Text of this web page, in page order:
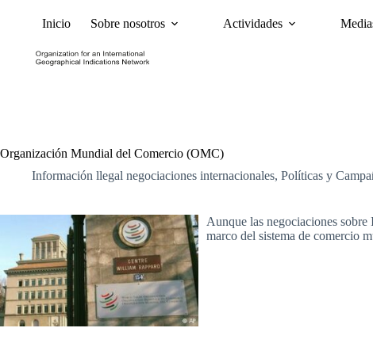
Inicio Sobre nosotros Actividades
Organización Mundial del Comercio (OMC)
Información llegal negociaciones internacionales, Políticas y
Aunque las negociaciones
marco del sistema de comercio